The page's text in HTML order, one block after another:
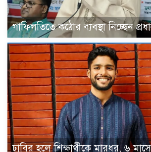
গাফিলতিতে কঠোর ব্যবস্থা নিচ্ছেন
ঢাবির হলে শিক্ষার্থীকে মারধর, ৬